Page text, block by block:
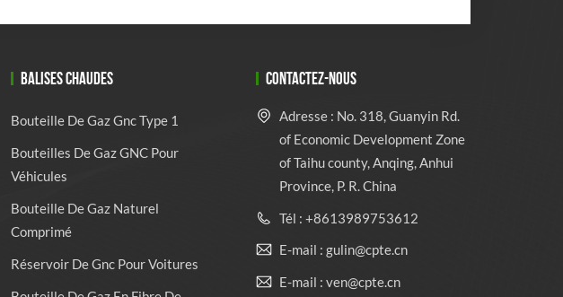
BALISES CHAUDES
Bouteille De Gaz Gnc Type 1
Bouteilles De Gaz GNC Pour
Véhicules
Bouteille De Gaz Naturel
Comprimé
Réservoir De Gnc Pour Voitures
CONTACTEZ-NOUS
Adresse : No. 318, Guanyin Rd.
of Economic Development Zone
of Taihu county, Anqing, Anhui
Province, P. R. China
Tél : +8613989753612
E-mail : gulin@cpte.cn
E-mail : ven@cpte.cn